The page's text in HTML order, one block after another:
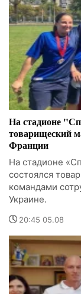
На стадионе
товарищеский
Франции
На стадионе
состоялся
командами
Украине.
20:45 05.08